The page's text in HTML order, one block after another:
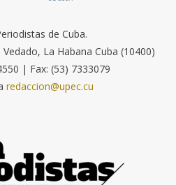
de Cuba.
La Habana Cuba (10400)
| Fax: (53) 7333079
redaccion@upec.cu